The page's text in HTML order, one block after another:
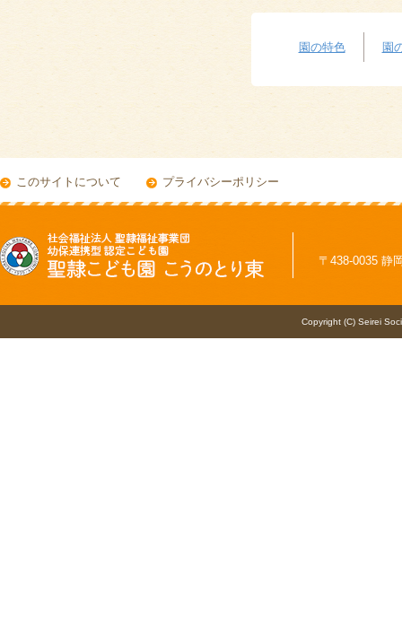
園の特色 園
このサイトについて プライバシーポリシー
〒438-0035 静
Copyright (C) Seirei